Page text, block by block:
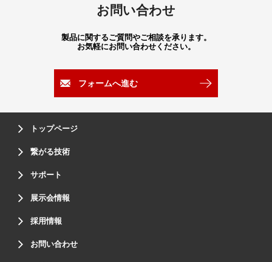
お問い合わせ
製品に関するご質問やご相談を承ります。
お気軽にお問い合わせください。
フォームへ進む
トップページ
繋がる技術
サポート
展示会情報
採用情報
お問い合わせ